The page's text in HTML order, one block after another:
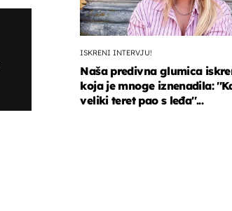
ISKRENI INTERVJU!
Naša predivna glumica
koja je mnoge iznenadila:
veliki teret pao s leđa''...